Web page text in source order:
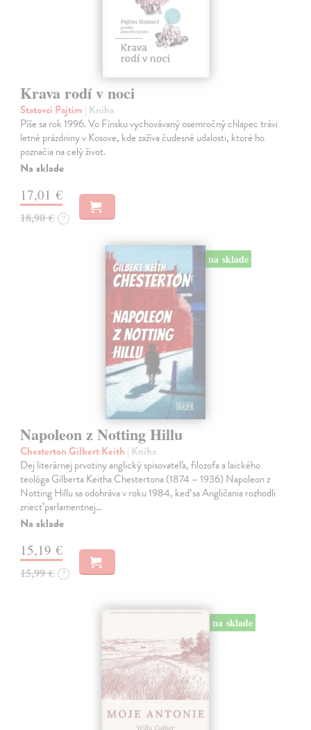
Krava rodí v noci
Statovci Pajtim | Kniha
Píše sa rok 1996. Vo Fínsku vychovávaný osemročný chlapec trávi
letné prázdniny v Kosove, kde zažíva čudesné udalosti, ktoré ho
poznačia na celý život.
Na sklade
17,01 €
18,90 € ?
na sklade
Napoleon z Notting Hillu
Chesterton Gilbert Keith | Kniha
Dej literárnej prvotiny anglický spisovateľa, filozofa a laického
teológa Gilberta Keitha Chestertona (1874 – 1936) Napoleon z
Notting Hillu sa odohráva v roku 1984, keď sa Angličania rozhodli
zriecť parlamentnej…
Na sklade
15,19 €
15,99 € ?
na sklade